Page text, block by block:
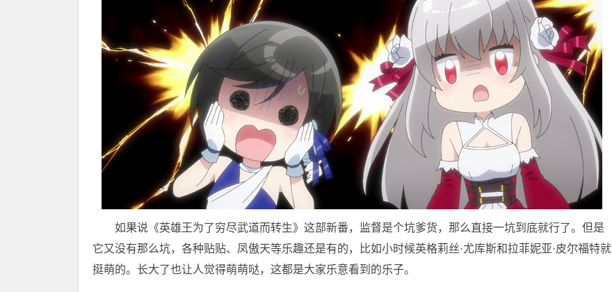
如果说《英雄王为了穷尽武道而转生》这部新番，监督是个坑爹货，那么直接一坑到底就行了。但是
它又没有那么坑，各种贴贴、凤傲天等乐趣还是有的，比如小时候英格莉丝·尤库斯和拉菲妮亚·皮尔福特就
挺萌的。长大了也让人觉得萌萌哒，这都是大家乐意看到的乐子。